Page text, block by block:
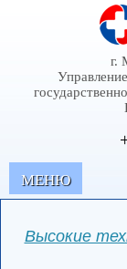
г.
MЕНЮ
Высокие